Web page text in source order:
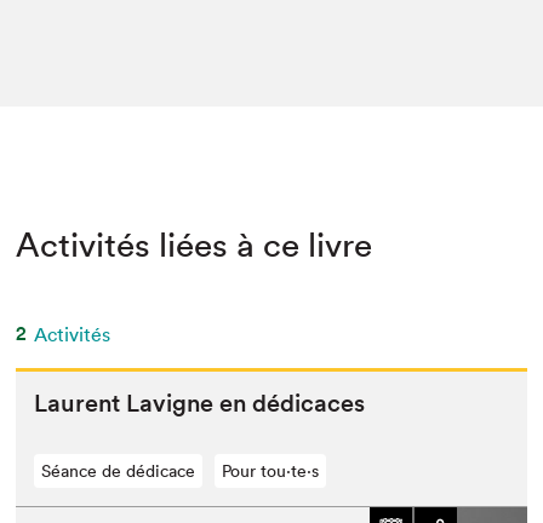
Activités liées à ce livre
2 Activités
Lau­rent Lav­i­gne en dédicaces
Séance de dédicace Pour tou⋅te⋅s